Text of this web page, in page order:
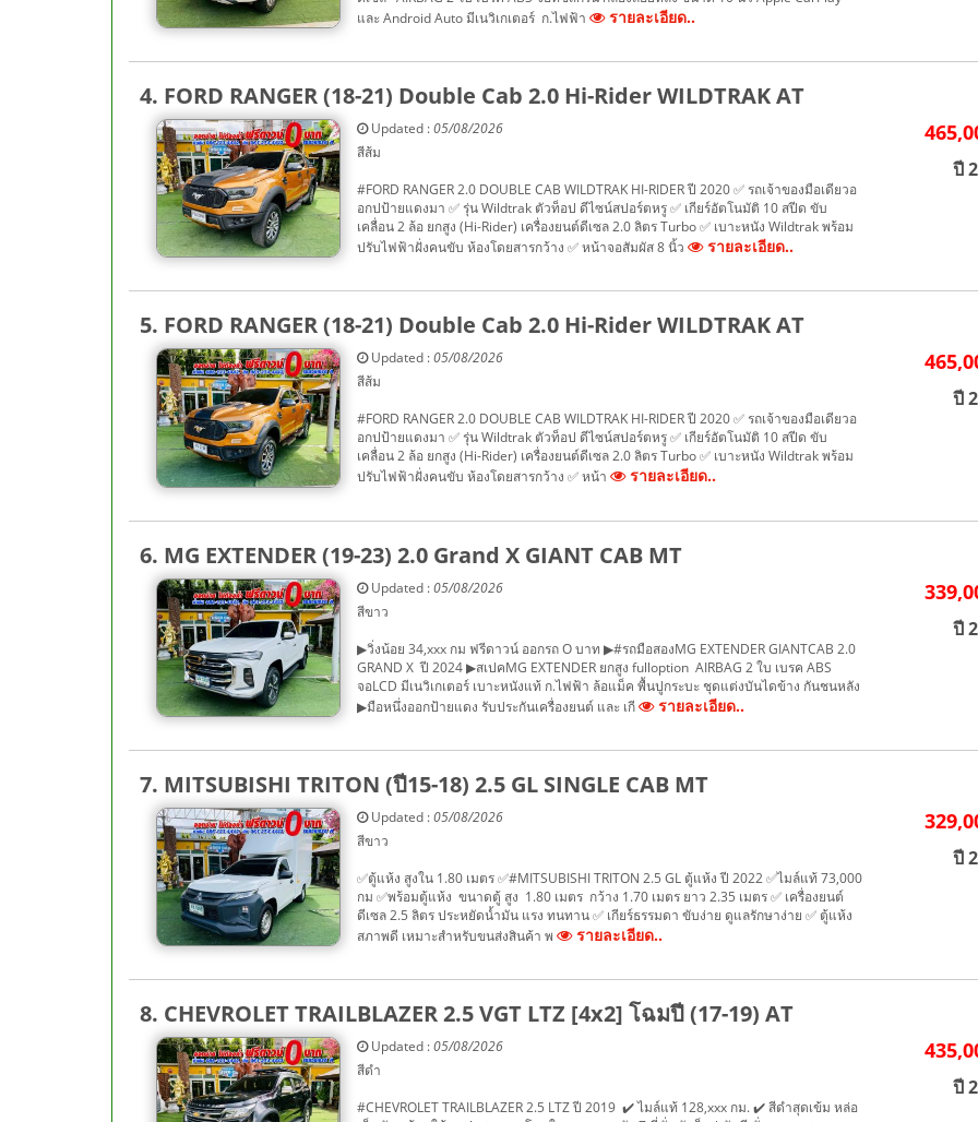
และ Android Auto มีเนวิเกเตอร์ ก.ไฟฟ้า
รายละเอียด..
4. FORD RANGER (18-21) Double Cab 2.0 Hi-Rider WILDTRAK AT
Updated :05/08/2026
สีส้ม
#FORD RANGER 2.0 DOUBLE CAB WILDTRAK HI-RIDER ปี 2020 ✅ รถเจ้าของมือเดียวอ
อกปป้ายแดงมา ✅ รุ่น Wildtrak ตัวท็อป ดีไซน์สปอร์ตหรู ✅ เกียร์อัตโนมัติ 10 สปีด ขับ
เคลื่อน 2 ล้อ ยกสูง (Hi-Rider) เครื่องยนต์ดีเซล 2.0 ลิตร Turbo ✅ เบาะหนัง Wildtrak พร้อม
ปรับไฟฟ้าฝั่งคนขับ ห้องโดยสารกว้าง ✅ หน้าจอสัมผัส 8 นิ้ว
รายละเอียด..
ปี
5. FORD RANGER (18-21) Double Cab 2.0 Hi-Rider WILDTRAK AT
Updated :05/08/2026
สีส้ม
#FORD RANGER 2.0 DOUBLE CAB WILDTRAK HI-RIDER ปี 2020 ✅ รถเจ้าของมือเดียวอ
อกปป้ายแดงมา ✅ รุ่น Wildtrak ตัวท็อป ดีไซน์สปอร์ตหรู ✅ เกียร์อัตโนมัติ 10 สปีด ขับ
เคลื่อน 2 ล้อ ยกสูง (Hi-Rider) เครื่องยนต์ดีเซล 2.0 ลิตร Turbo ✅ เบาะหนัง Wildtrak พร้อม
ปรับไฟฟ้าฝั่งคนขับ ห้องโดยสารกว้าง ✅ หน้า
รายละเอียด..
ปี
6. MG EXTENDER (19-23) 2.0 Grand X GIANT CAB MT
Updated :05/08/2026
สีขาว
▶วิ่งน้อย 34,xxx กม ฟรีดาวน์ ออกรถ O บาท ▶#รถมือสองMG EXTENDER GIANTCAB 2.0
GRAND X ปี 2024 ▶สเปคMG EXTENDER ยกสูง fulloption AIRBAG 2 ใบ เบรค ABS
จอLCD มีเนวิเกเตอร์ เบาะหนังแท้ ก.ไฟฟ้า ล้อแม็ค พื้นปูกระบะ ชุดแต่งบันไดข้าง กันชนหลัง
▶มือหนึ่งออกป้ายแดง รับประกันเครื่องยนต์ และ เกี
รายละเอียด..
ปี
7. MITSUBISHI TRITON (ปี15-18) 2.5 GL SINGLE CAB MT
Updated :05/08/2026
สีขาว
✅ตู้แห้ง สูงใน 1.80 เมตร ✅#MITSUBISHI TRITON 2.5 GL ตู้แห้ง ปี 2022 ✅ไมล์แท้ 73,000
กม ✅พร้อมตู้แห้ง ขนาดตู้ สูง 1.80 เมตร กว้าง 1.70 เมตร ยาว 2.35 เมตร ✅ เครื่องยนต์
ดีเซล 2.5 ลิตร ประหยัดน้ำมัน แรง ทนทาน ✅ เกียร์ธรรมดา ขับง่าย ดูแลรักษาง่าย ✅ ตู้แห้ง
สภาพดี เหมาะสำหรับขนส่งสินค้า พ
รายละเอียด..
ปี
8. CHEVROLET TRAILBLAZER 2.5 VGT LTZ [4x2] โฉมปี (17-19) AT
Updated :05/08/2026
สีดำ
#CHEVROLET TRAILBLAZER 2.5 LTZ ปี 2019 ✔️ ไมล์แท้ 128,xxx กม. ✔️ สีดำสุดเข้ม หล่อ
ปี